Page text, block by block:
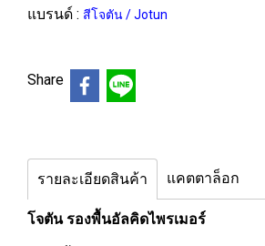
แบรนด์ : สีโจตัน / Jotun
Share
รายละเอียดสินค้า แคตตาล็อก
โจตัน รองพื้นอัลคิดไพรเมอร์